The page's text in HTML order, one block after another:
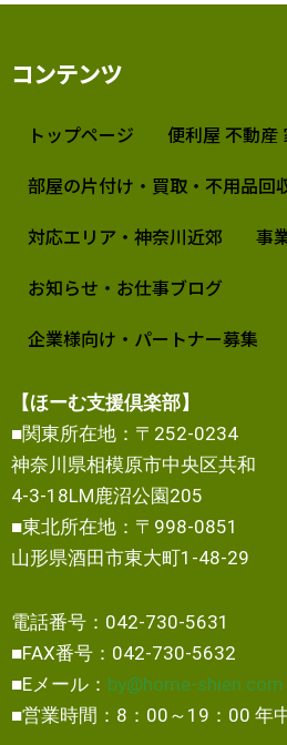
コンテンツ
トップページ
便利屋 不動産
部屋の片付け・買取・不用品回
対応エリア・神奈川近郊
事
お知らせ・お仕事ブログ
企業様向け・パートナー募集
【ほーむ支援倶楽部】
■関東所在地：〒252-0234
神奈川県相模原市中央区共和
4-3-18LM鹿沼公園205
■東北所在地：〒998-0851
山形県酒田市東大町1-48-29
電話番号：042-730-5631
■FAX番号：042-730-5632
■Eメール： by@home-shien.com
■営業時間：8：00～19：00 年